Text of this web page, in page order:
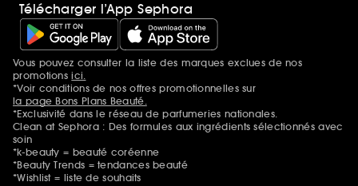
Télécharger l’App Sephora
Mentions additionnelles
Vous pouvez consulter la liste des marques exclues de nos
promotionsici.
*Voir conditions de nos offres promotionnelles sur
la page Bons Plans Beauté.
*Exclusivité dans le réseau de parfumeries nationales.
Clean at Sephora : Des formules aux ingrédients sélectionnés avec
soin
*k-beauty = beauté coréenne
*Beauty Trends = tendances beauté
*Wishlist = liste de souhaits